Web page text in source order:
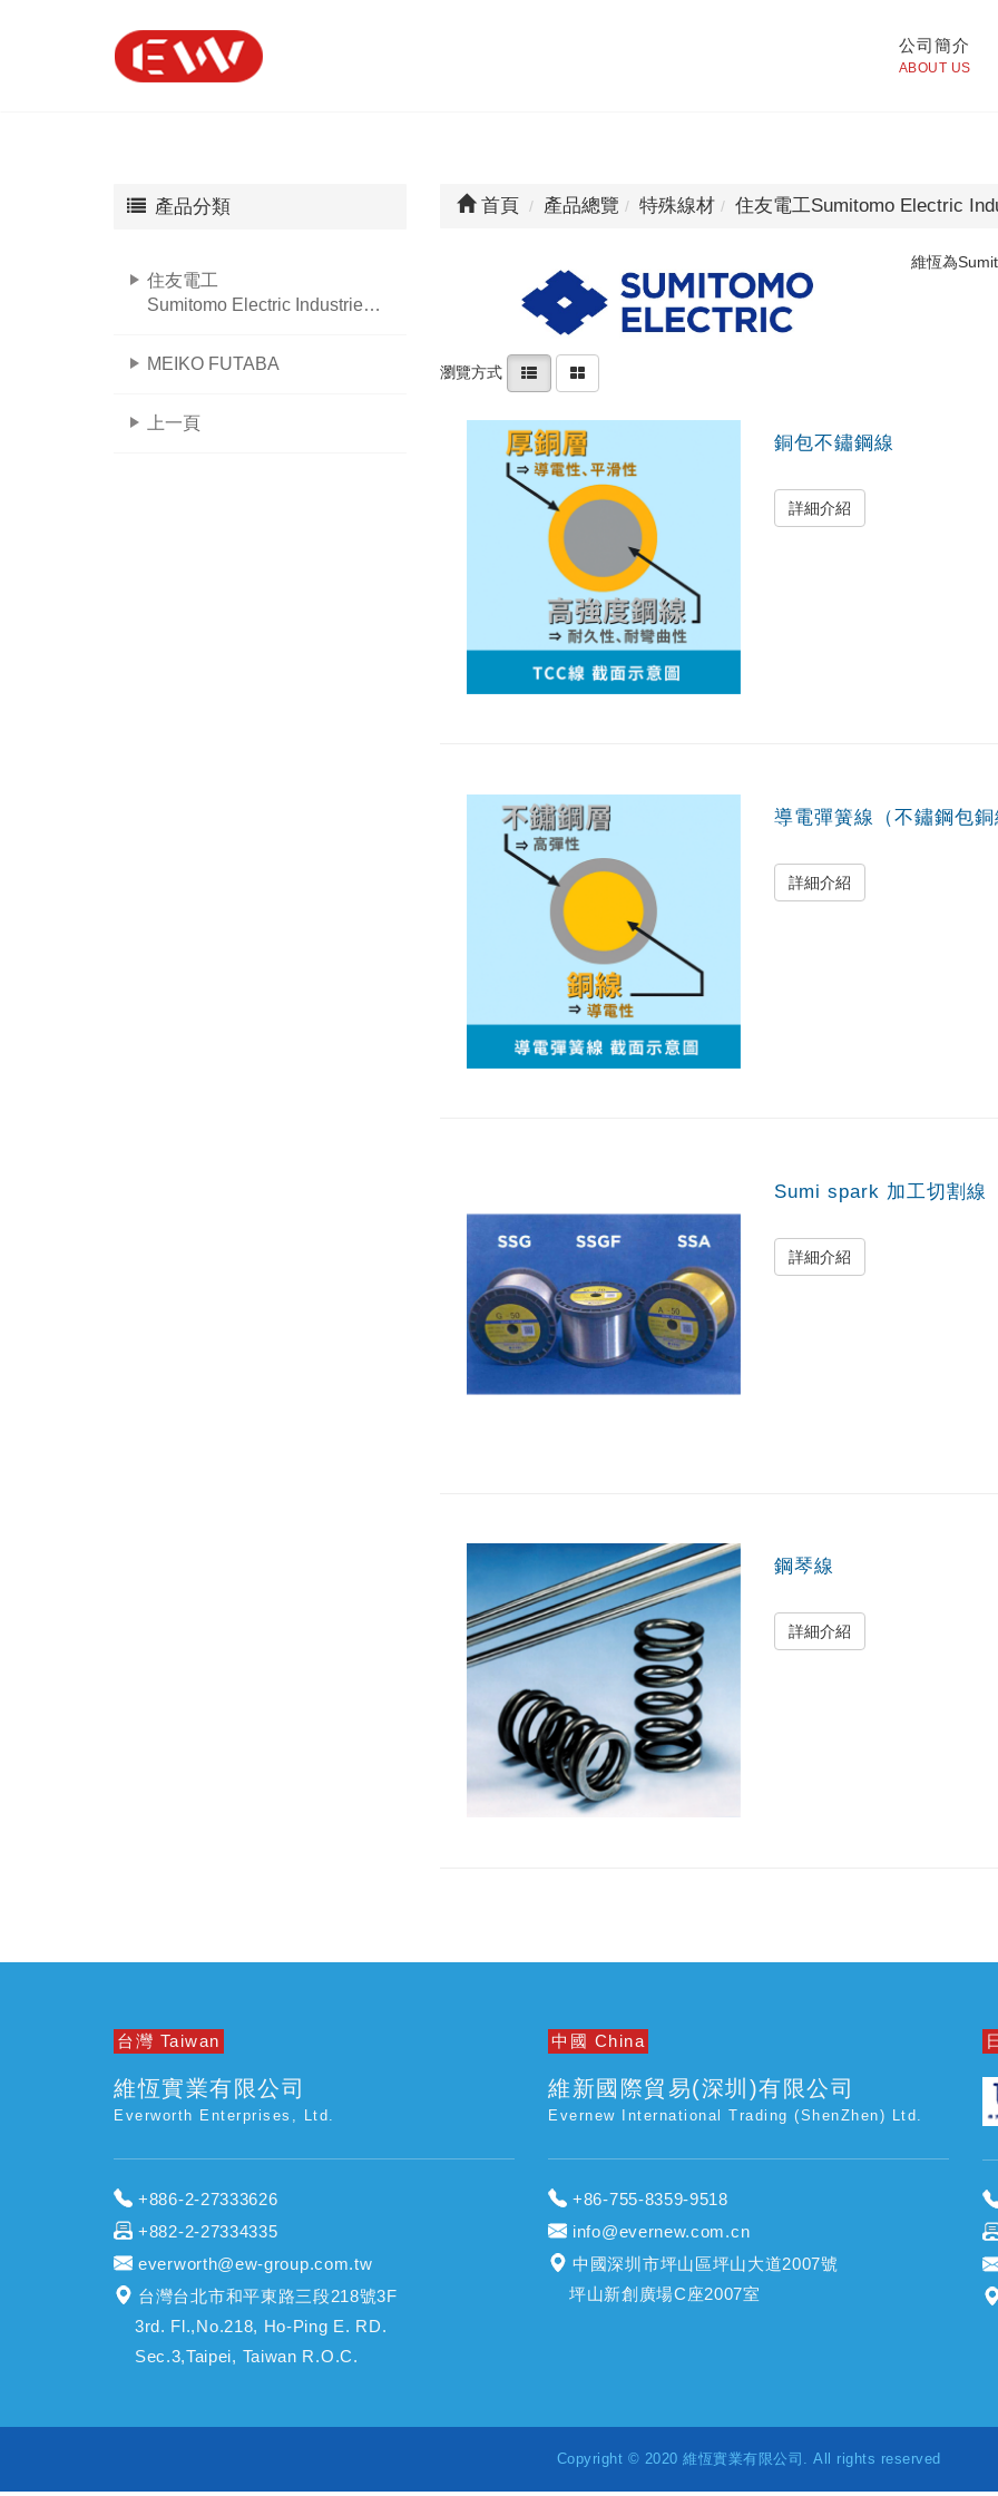
公司簡介
ABOUT US
產品分類
住友電工
Sumitomo Electric Industries Ltd.
MEIKO FUTABA
上一頁
首頁 產品總覽 特殊線材 住友電工Sumitomo Electric
維恆為
瀏覽方式
銅包不鏽鋼線
詳細介紹
導電彈簧線（不鏽鋼包
詳細介紹
Sumi spark 加工切割線
詳細介紹
鋼琴線
詳細介紹
台灣 Taiwan
維恆實業有限公司
Everworth Enterprises, Ltd.
+886-2-27333626
+882-2-27334335
everworth@ew-group.com.tw
台灣台北市和平東路三段218號3F
3rd. Fl.,No.218, Ho-Ping E. RD.
Sec.3,Taipei, Taiwan R.O.C.
中國 China
維新國際貿易(深圳)有限公司
Evernew International Trading (ShenZhen) Ltd.
+86-755-8359-9518
info@evernew.com.cn
中國深圳市坪山區坪山大道2007號
坪山新創廣場C座2007室
Copyright © 2020 維恆實業有限公司. All rights reserved